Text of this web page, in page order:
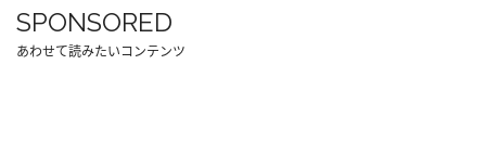
SPONSORED
あわせて読みたいコンテンツ